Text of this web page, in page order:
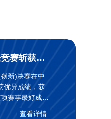
成电学子在第十一届全国大学生物理实验竞赛斩获佳绩
新)决赛在中
优异成绩，获
赛事最好成
查看详情